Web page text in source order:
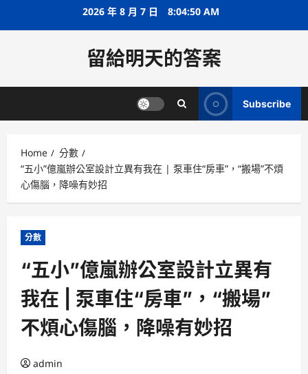
2026 年 8 月 7 日 8:04:51 AM
留給明天的答案
Subscribe
Home
分數
“五小”億嵐辦公室設計立異有我在 | 泵車住“房車”，“搬場”不煩
心傷腦，降噪有妙招
分數
“五小”億嵐辦公室設計立異有
我在 | 泵車住“房車”，“搬場”
不煩心傷腦，降噪有妙招
admin